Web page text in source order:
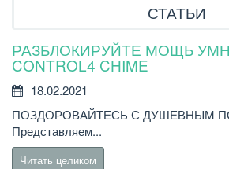
СТАТЬИ
РАЗБЛОКИРУЙТЕ МОЩЬ
CONTROL4 CHIME
18.02.2021
ПОЗДОРОВАЙТЕСЬ С ДУШЕВНЫМ
Представляем...
Читать целиком